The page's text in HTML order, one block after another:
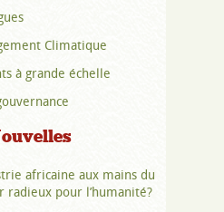
Climatique
à grande échelle
africaine aux mains du
radieux pour l’humanité?